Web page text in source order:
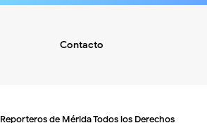
Contacto
Reporteros de MéridaTodos los Derechos